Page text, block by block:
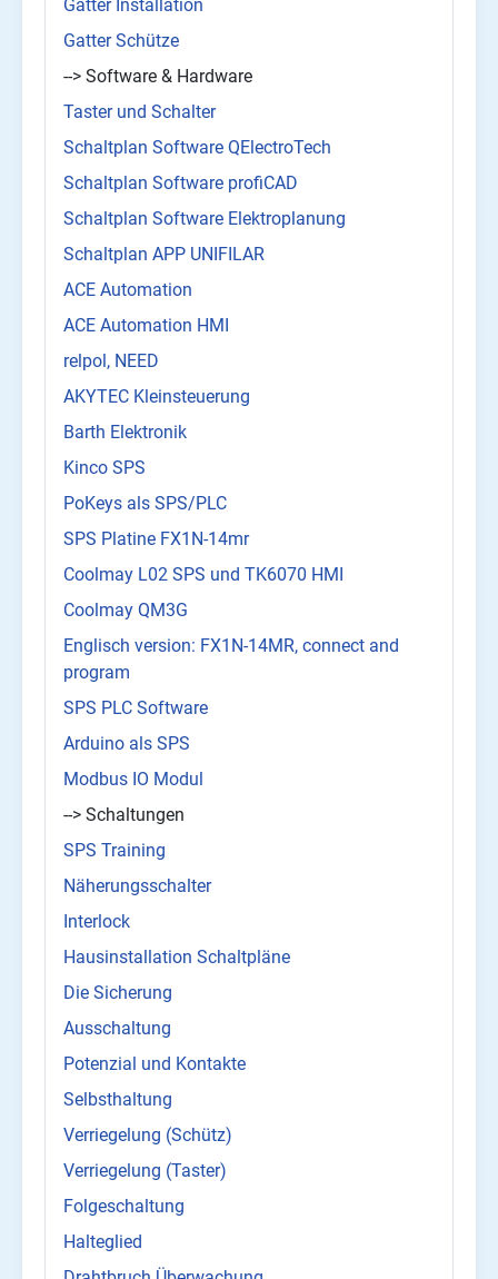
Gatter Installation
Gatter Schütze
--> Software & Hardware
Taster und Schalter
Schaltplan Software QElectroTech
Schaltplan Software profiCAD
Schaltplan Software Elektroplanung
Schaltplan APP UNIFILAR
ACE Automation
ACE Automation HMI
relpol, NEED
AKYTEC Kleinsteuerung
Barth Elektronik
Kinco SPS
PoKeys als SPS/PLC
SPS Platine FX1N-14mr
Coolmay L02 SPS und TK6070 HMI
Coolmay QM3G
Englisch version: FX1N-14MR, connect and
program
SPS PLC Software
Arduino als SPS
Modbus IO Modul
--> Schaltungen
SPS Training
Näherungsschalter
Interlock
Hausinstallation Schaltpläne
Die Sicherung
Ausschaltung
Potenzial und Kontakte
Selbsthaltung
Verriegelung (Schütz)
Verriegelung (Taster)
Folgeschaltung
Halteglied